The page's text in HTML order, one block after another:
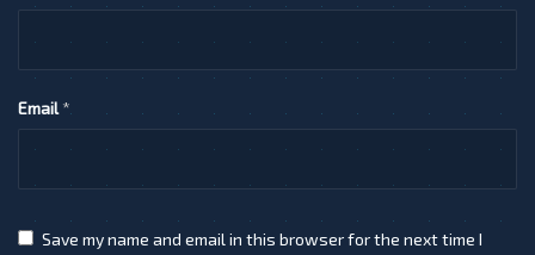
Email *
Save my name and email in this browser for the next time I